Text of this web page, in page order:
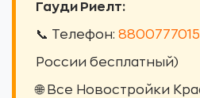
Гауди Риелт:
📞 Телефон:
России бесплатный)
🌐 Все Новостройки